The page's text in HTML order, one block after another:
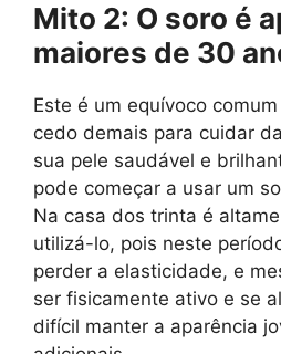
Mito 2: O soro é
maiores de 30
Este é um equívoco
cedo demais para cuidar
sua pele saudável e
pode começar a usar um
Na casa dos trinta é
utilizá-lo, pois neste
perder a elasticidade, e
ser fisicamente ativo e se
difícil manter a aparência